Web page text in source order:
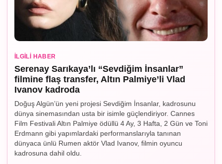
İLGILI HABER
Serenay Sarıkaya’lı “Sevdiğim İnsanlar”
filmine flaş transfer, Altın Palmiye’li Vlad
Ivanov kadroda
Doğuş Algün’ün yeni projesi Sevdiğim İnsanlar, kadrosunu
dünya sinemasından usta bir isimle güçlendiriyor. Cannes
Film Festivali Altın Palmiye ödüllü 4 Ay, 3 Hafta, 2 Gün ve Toni
Erdmann gibi yapımlardaki performanslarıyla tanınan
dünyaca ünlü Rumen aktör Vlad Ivanov, filmin oyuncu
kadrosuna dahil oldu.